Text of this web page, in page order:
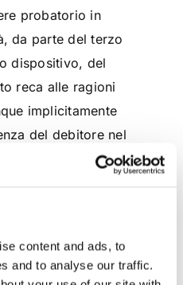
content and ads, to
and to analyse our traffic.
probatorio in
da parte del terzo
dispositivo, del
reca alle ragioni
implicitamente
del debitore nel
disposto del proprio
conoscenza del
del terzo, è infatti
della